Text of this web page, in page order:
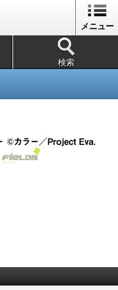
メニュー
検索